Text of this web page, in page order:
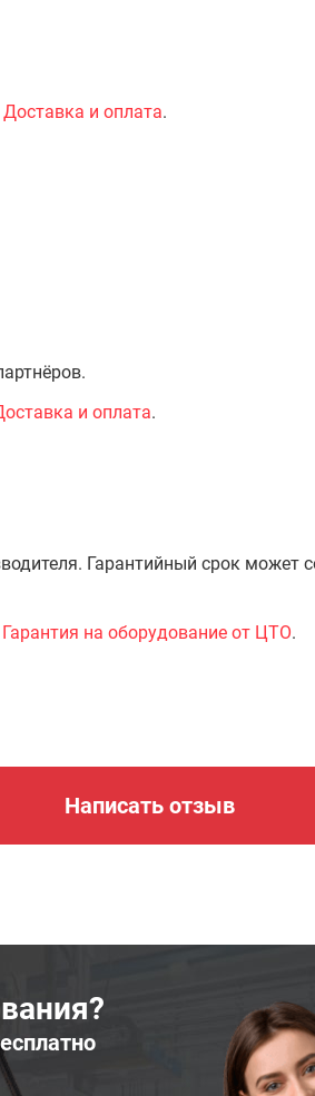
Доставка и оплата.
и оплата.
Гарантийный срок может
Гарантия на оборудование от ЦТО.
Написать отзыв